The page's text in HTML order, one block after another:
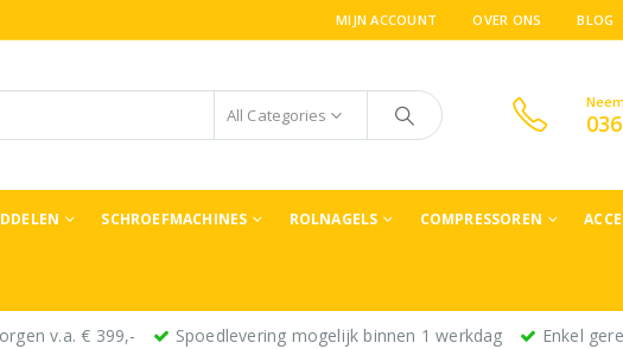
MIJN ACCOUNT OVER ONS BLOG
All Categories
SCHROEFMACHINES ROLNAGELS COMPRESSOREN
v.a. € 399,- Spoedlevering mogelijk binnen 1 werkdag Enkel